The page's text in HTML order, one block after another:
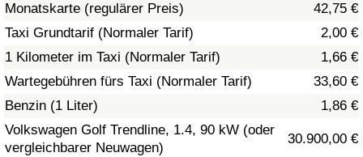
Monatskarte (regulärer Preis)
42,75 €
Taxi Grundtarif (Normaler Tarif)
2,00 €
1 Kilometer im Taxi (Normaler Tarif)
1,66 €
Wartegebühren fürs Taxi (Normaler Tarif)
33,60 €
Benzin (1 Liter)
1,86 €
Volkswagen Golf Trendline, 1.4, 90 kW (oder
vergleichbarer Neuwagen)
30.900,00 €